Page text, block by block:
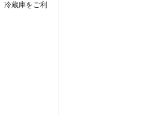
冷蔵庫をご利